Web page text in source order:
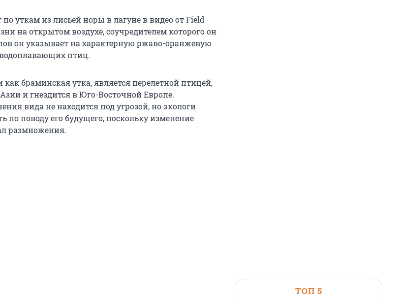
уткам из лисьей норы в лагуне в видео от Field
на открытом воздухе, соучредителем которого он
он указывает на характерную ржаво-оранжевую
птиц.
браминская утка, является перелетной птицей,
и гнездится в Юго-Восточной Европе.
вида не находится под угрозой, но экологи
по поводу его будущего, поскольку изменение
размножения.
ТОП 5